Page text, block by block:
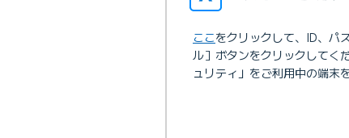
ここをクリックして、ID、パ
ル］ボタンをクリックしてく
ュリティ」をご利用中の端末